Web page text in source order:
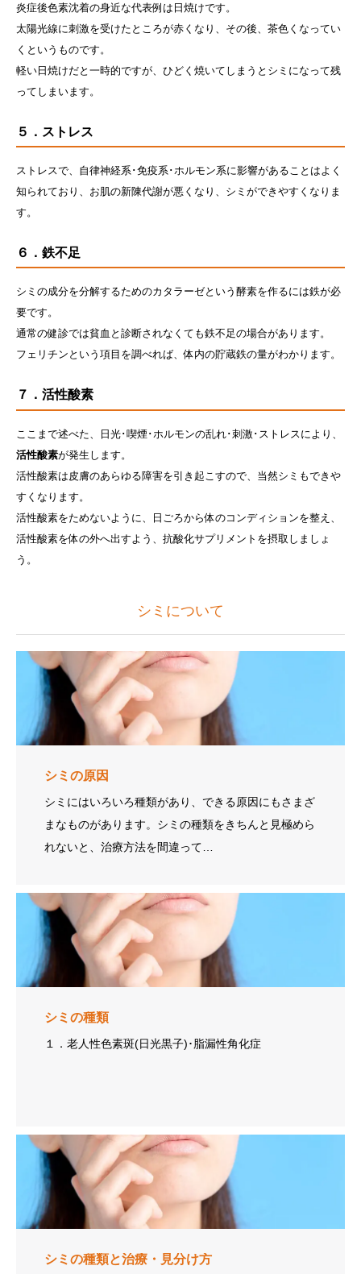
炎症後色素沈着の身近な代表例は日焼けです。
太陽光線に刺激を受けたところが赤くなり、その後、茶色くなってい
くというものです。
軽い日焼けだと一時的ですが、ひどく焼いてしまうとシミになって残
ってしまいます。
５．ストレス
ストレスで、自律神経系･免疫系･ホルモン系に影響があることはよく
知られており、お肌の新陳代謝が悪くなり、シミができやすくなりま
す。
６．鉄不足
シミの成分を分解するためのカタラーゼという酵素を作るには鉄が必
要です。
通常の健診では貧血と診断されなくても鉄不足の場合があります。
フェリチンという項目を調べれば、体内の貯蔵鉄の量がわかります。
７．活性酸素
ここまで述べた、日光･喫煙･ホルモンの乱れ･刺激･ストレスにより、
活性酸素が発生します。
活性酸素は皮膚のあらゆる障害を引き起こすので、当然シミもできや
すくなります。
活性酸素をためないように、日ごろから体のコンディションを整え、
活性酸素を体の外へ出すよう、抗酸化サプリメントを摂取しましょ
う。
シミについて
シミの原因
シミにはいろいろ種類があり、できる原因にもさまざ
まなものがあります。シミの種類をきちんと見極めら
れないと、治療方法を間違って…
シミの種類
１．老人性色素斑(日光黒子)･脂漏性角化症
シミの種類と治療・見分け方